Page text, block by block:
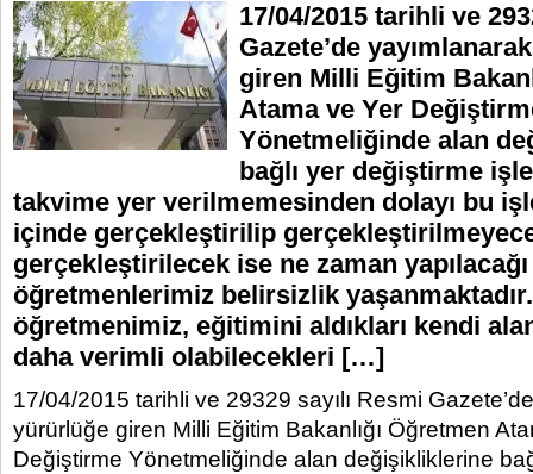
17/04/2015 tarihli ve
Gazete’de
giren Milli Eğitim
Atama ve Yer
Yönetmeliğinde alan
bağlı yer değiştirme
takvime yer verilmemesinden dolayı bu
içinde gerçekleştirilip
gerçekleştirilecek ise ne zaman
öğretmenlerimiz belirsizlik
öğretmenimiz, eğitimini aldıkları kendi
daha verimli olabilecekleri […]
17/04/2015 tarihli ve 29329 sayılı Resmi
yürürlüğe giren Milli Eğitim Bakanlığı Öğretmen
Değiştirme Yönetmeliğinde alan değişikliklerine